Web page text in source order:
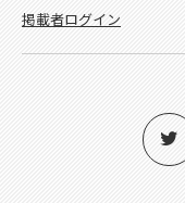
掲載者ログイン